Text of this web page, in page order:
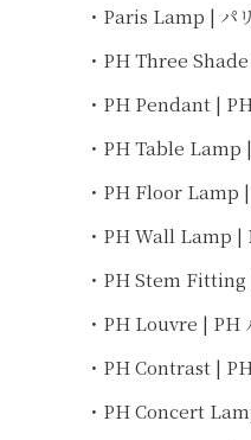
・Paris Lamp | パ
・PH Three
・PH Pendant |
・PH Table Lamp
・PH Floor Lamp
・PH Wall Lamp |
・PH Stem Fitting
・PH Louvre | PH
・PH Contrast |
・PH Concert